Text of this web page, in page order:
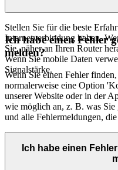
Stellen Sie für die beste
Internetverbindung haben.
Sie, näher an Ihren Router
Wenn Sie mobile Daten
Signalstärke.
Ich habe einen Fehler
melden?
Wenn Sie einen Fehler
normalerweise eine Option
unserer Website oder in der
wie möglich an, z. B. was Sie
und alle Fehlermeldungen, die
Ich habe einen